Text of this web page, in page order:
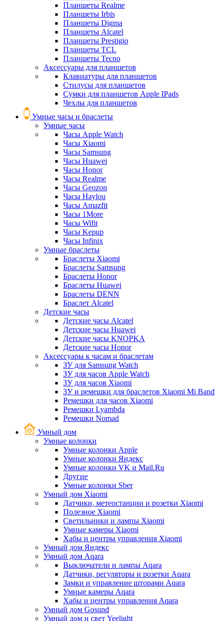
Планшеты Realme
Планшеты Irbis
Планшеты Digma
Планшеты Alcatel
Планшеты Prestigio
Планшеты TCL
Планшеты Tecno
Аксессуары для планшетов
Клавиатуры для планшетов
Стилусы для планшетов
Сумки для планшетов Apple IPads
Чехлы для планшетов
Умные часы и браслеты
Умные часы
Часы Apple Watch
Часы Xiaomi
Часы Samsung
Часы Huawei
Часы Honor
Часы Realme
Часы Geozon
Часы Haylou
Часы Amazfit
Часы 1More
Часы Wifit
Часы Kepup
Часы Infinix
Умные браслеты
Браслеты Xiaomi
Браслеты Samsung
Браслеты Honor
Браслеты Huawei
Браслеты DENN
Браслет Alcatel
Детские часы
Детские часы Alcatel
Детские часы Huawei
Детские часы KNOPKA
Детские часы Honor
Аксессуары к часам и браслетам
ЗУ для Samsung Watch
ЗУ для часов Apple Watch
ЗУ для часов Xiaomi
ЗУ и ремешки для браслетов Xiaomi Mi Band
Ремешки для часов Xiaomi
Ремешки Lyambda
Ремешки Nomad
Умный дом
Умные колонки
Умные колонки Apple
Умные колонки Яндекс
Умные колонки VK и Mail.Ru
Другие
Умные колонки Sber
Умный дом Xiaomi
Датчики, метеостанции и розетки Xiaomi
Полезное Xiaomi
Светильники и лампы Xiaomi
Умные камеры Xiaomi
Хабы и центры управления Xiaomi
Умный дом Яндекс
Умный дом Aqara
Выключатели и лампы Aqara
Датчики, регуляторы и розетки Aqara
Замки и управление шторами Aqara
Умные камеры Aqara
Хабы и центры управления Aqara
Умный дом Gosund
Умный дом и свет Yeelight